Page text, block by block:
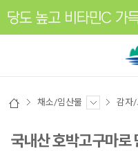
채소/임산물 감자/
국내산 호박고구마로